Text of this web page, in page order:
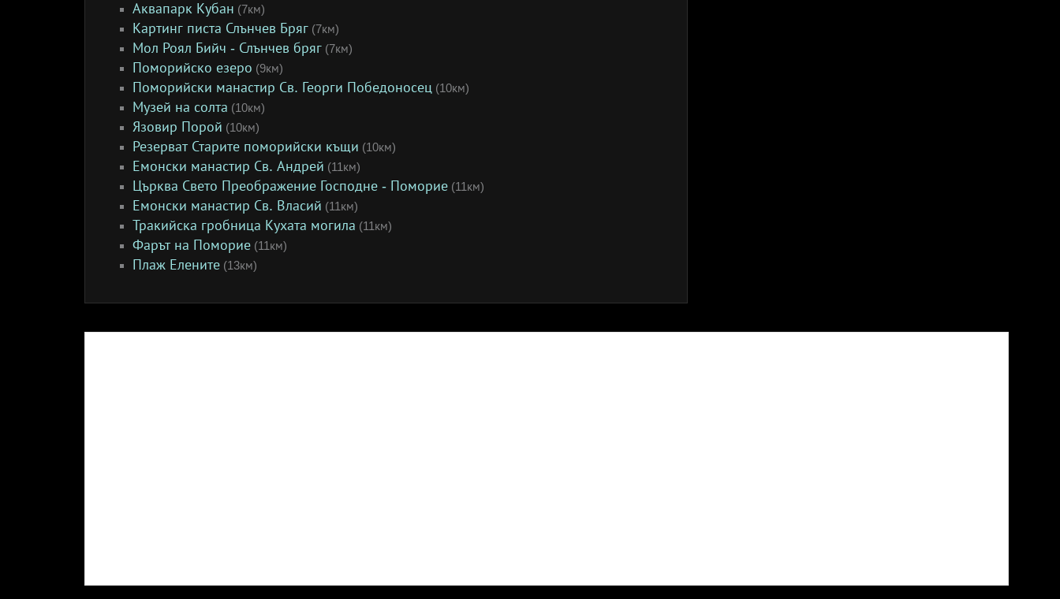
Аквапарк Кубан (7км)
Картинг писта Слънчев Бряг (7км)
Мол Роял Бийч - Слънчев бряг (7км)
Поморийско езеро (9км)
Поморийски манастир Св. Георги Победоносец (10км)
Музей на солта (10км)
Язовир Порой (10км)
Резерват Старите поморийски къщи (10км)
Емонски манастир Св. Андрей (11км)
Църква Свето Преображение Господне - Поморие (11км)
Емонски манастир Св. Власий (11км)
Тракийска гробница Кухата могила (11км)
Фарът на Поморие (11км)
Плаж Елените (13км)